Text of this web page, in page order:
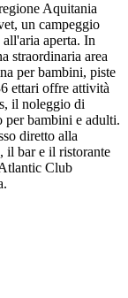
Aquitania
un campeggio
aperta. In
straordinaria area
per bambini, piste
ettari offre attività
il noleggio di
per bambini e adulti.
diretto alla
il bar e il ristorante
Club